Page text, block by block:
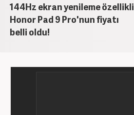
144Hz ekran yenileme özellikli
Honor Pad 9 Pro'nun fiyatı
belli oldu!